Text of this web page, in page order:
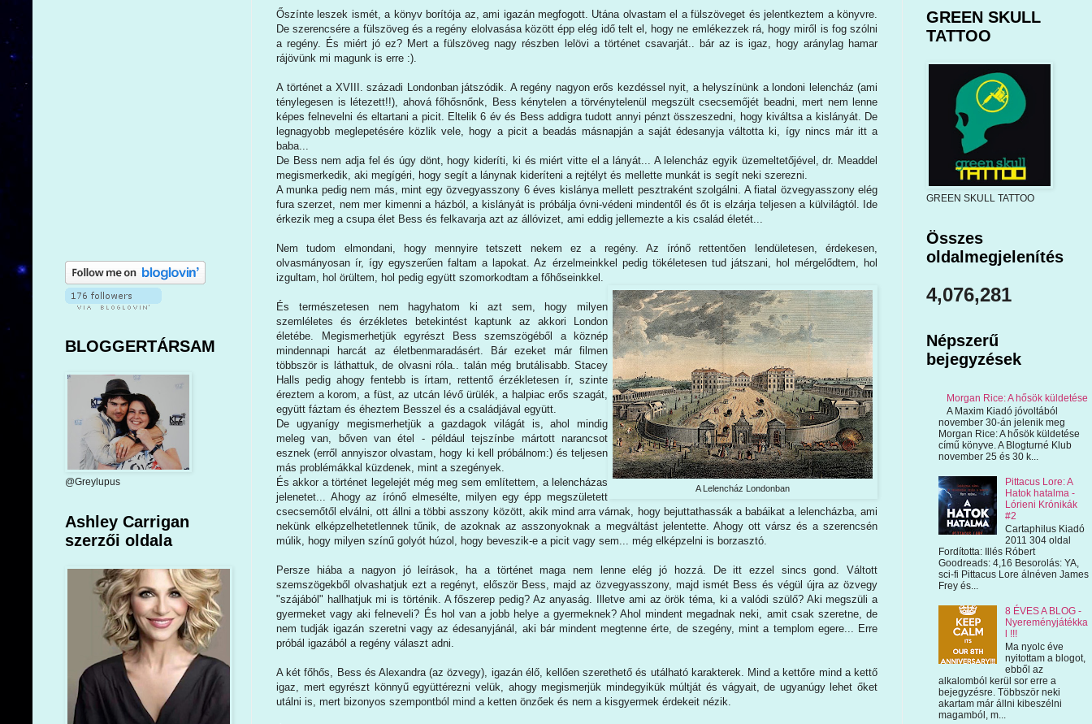
Őszínte leszek ismét, a könyv borítója az, ami igazán megfogott. Utána olvastam el a fülszöveget és jelentkeztem a könyvre.
De szerencsére a fülszöveg és a regény elolvasása között épp elég idő telt el, hogy ne emlékezzek rá, hogy miről is fog szólni
a regény. És miért jó ez? Mert a fülszöveg nagy részben lelövi a történet csavarját.. bár az is igaz, hogy aránylag hamar
rájövünk mi magunk is erre :).
A történet a XVIII. századi Londonban játszódik. A regény nagyon erős kezdéssel nyit, a helyszínünk a londoni lelencház (ami
ténylegesen is létezett!!), ahová főhősnőnk, Bess kénytelen a törvénytelenül megszült csecsemőjét beadni, mert nem lenne
képes felnevelni és eltartani a picit. Eltelik 6 év és Bess addigra tudott annyi pénzt összeszedni, hogy kiváltsa a kislányát. De
legnagyobb meglepetésére közlik vele, hogy a picit a beadás másnapján a saját édesanyja váltotta ki, így nincs már itt a
baba...
De Bess nem adja fel és úgy dönt, hogy kideríti, ki és miért vitte el a lányát... A lelencház egyik üzemeltetőjével, dr. Meaddel
megismerkedik, aki megígéri, hogy segít a lánynak kideríteni a rejtélyt és mellette munkát is segít neki szerezni.
A munka pedig nem más, mint egy özvegyasszony 6 éves kislánya mellett pesztraként szolgálni. A fiatal özvegyasszony elég
fura szerzet, nem mer kimenni a házból, a kislányát is próbálja óvni-védeni mindentől és őt is elzárja teljesen a külvilágtól. Ide
érkezik meg a csupa élet Bess és felkavarja azt az állóvizet, ami eddig jellemezte a kis család életét...
Nem tudom elmondani, hogy mennyire tetszett nekem ez a regény. Az írónő rettentően lendületesen, érdekesen,
olvasmányosan ír, így egyszerűen faltam a lapokat. Az érzelmeinkkel pedig tökéletesen tud játszani, hol mérgelődtem, hol
izgultam, hol örültem, hol pedig együtt szomorkodtam a főhőseinkkel.
A Lelencház Londonban
És természetesen nem hagyhatom ki azt sem, hogy milyen
szemléletes és érzékletes betekintést kaptunk az akkori London
életébe. Megismerhetjük egyrészt Bess szemszögéből a köznép
mindennapi harcát az életbenmaradásért. Bár ezeket már filmen
többször is láthattuk, de olvasni róla.. talán még brutálisabb. Stacey
Halls pedig ahogy fentebb is írtam, rettentő érzékletesen ír, szinte
éreztem a korom, a füst, az utcán lévő ürülék, a halpiac erős szagát,
együtt fáztam és éheztem Besszel és a családjával együtt.
De ugyanígy megismerhetjük a gazdagok világát is, ahol mindig
meleg van, bőven van étel - például tejszínbe mártott narancsot
esznek (erről annyiszor olvastam, hogy ki kell próbálnom:) és teljesen
más problémákkal küzdenek, mint a szegények.
És akkor a történet legelejét még meg sem említettem, a lelencházas
jelenetet... Ahogy az írónő elmesélte, milyen egy épp megszületett
csecsemőtől elválni, ott állni a többi asszony között, akik mind arra várnak, hogy bejuttathassák a babáikat a lelencházba, ami
nekünk elképzelhetetlennek tűnik, de azoknak az asszonyoknak a megváltást jelentette. Ahogy ott vársz és a szerencsén
múlik, hogy milyen színű golyót húzol, hogy beveszik-e a picit vagy sem... még elképzelni is borzasztó.
Persze hiába a nagyon jó leírások, ha a történet maga nem lenne elég jó hozzá. De itt ezzel sincs gond. Váltott
szemszögekből olvashatjuk ezt a regényt, először Bess, majd az özvegyasszony, majd ismét Bess és végül újra az özvegy
"szájából" hallhatjuk mi is történik. A főszerep pedig? Az anyaság. Illetve ami az örök téma, ki a valódi szülő? Aki megszüli a
gyermeket vagy aki felneveli? És hol van a jobb helye a gyermeknek? Ahol mindent megadnak neki, amit csak szeretne, de
nem tudják igazán szeretni vagy az édesanyjánál, aki bár mindent megtenne érte, de szegény, mint a templom egere... Erre
próbál igazából a regény választ adni.
A két főhős, Bess és Alexandra (az özvegy), igazán élő, kellően szerethető és utálható karakterek. Mind a kettőre mind a kettő
igaz, mert egyrészt könnyű együttérezni velük, ahogy megismerjük mindegyikük múltját és vágyait, de ugyanúgy lehet őket
utálni is, mert bizonyos szempontból mind a ketten önzőek és nem a kisgyermek érdekeit nézik.
BLOGGERTÁRSAM
@Greylupus
Ashley Carrigan
szerzői oldala
GREEN SKULL
TATTOO
GREEN SKULL TATTOO
Összes
oldalmegjelenítés
4,076,281
Népszerű
bejegyzések
Morgan Rice: A hősök küldetése
A Maxim Kiadó jóvoltából
november 30-án jelenik meg
Morgan Rice: A hősök küldetése
című könyve. A Blogturné Klub
november 25 és 30 k...
Pittacus Lore: A
Hatok hatalma -
Lórieni Krónikák
#2
Cartaphilus Kiadó
2011 304 oldal
Fordította: Illés Róbert
Goodreads: 4,16 Besorolás: YA,
sci-fi Pittacus Lore álnéven James
Frey és...
8 ÉVES A BLOG -
Nyereményjátékka
l !!!
Ma nyolc éve
nyitottam a blogot,
ebből az
alkalomból kerül sor erre a
bejegyzésre. Többször neki
akartam már állni kibeszélni
magamból, m...